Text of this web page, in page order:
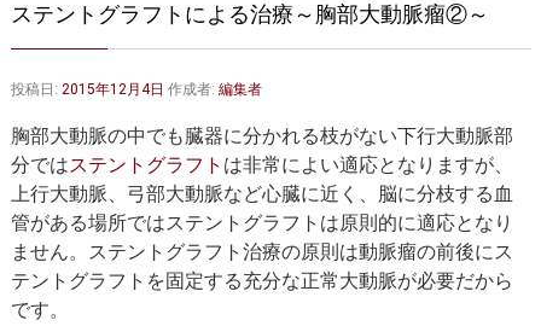
何歳まで手術は可能か？ インフォームドコンセント
大動脈瘤について 詳細編
胸部大動脈瘤 胸腹部大動脈瘤
腹部大動脈瘤 大動脈解離
ステントグラフトによる治療 年齢・余病
マルファン症候群
ステントグラフトによる治療～胸部大動脈瘤②～
投稿日: 2015年12月4日 作成者: 編集者
胸部大動脈の中でも臓器に分かれる枝がない下行大動脈部
分ではステントグラフト は非常によい適応となりますが、
上行大動脈、弓部大動脈など心臓に近く、脳に分枝する血
管がある場所ではステントグラフトは原則的に適応となり
ません。ステントグラフト治療の原則は動脈瘤の前後にス
テントグラフトを固定する充分な正常大動脈が必要だから
です。